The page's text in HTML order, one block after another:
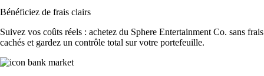
Bénéficiez de frais clairs
Suivez vos coûts réels : achetez du Sphere Entertainment Co. sans frais
cachés et gardez un contrôle total sur votre portefeuille.